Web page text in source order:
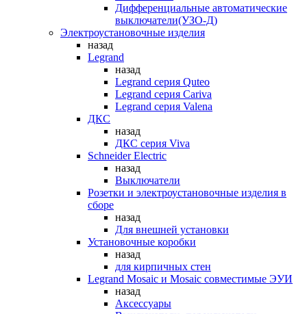
Дифференциальные автоматические
выключатели(УЗО-Д)
Электроустановочные изделия
назад
Legrand
назад
Legrand серия Quteo
Legrand серия Cariva
Legrand серия Valena
ДКС
назад
ДКС серия Viva
Schneider Electric
назад
Выключатели
Розетки и электроустановочные изделия в
сборе
назад
Для внешней установки
Установочные коробки
назад
для кирпичных стен
Legrand Mosaic и Mosaic совместимые ЭУИ
назад
Аксессуары